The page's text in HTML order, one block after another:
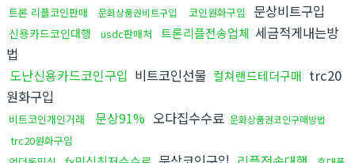
트론 리플코인판매 문화상품권비트구입 코인원화구입 문상비트구입
신용카드코인대행 usdc판매처 트론리플전송업체 세금적게내는방
법
도난신용카드코인구입 비트코인선물 컬쳐랜드테더구매 trc20
원화구입
비트코인개인거래 문상91% 오다집수수료 문화상품권코인구매방법
trc20원화구입